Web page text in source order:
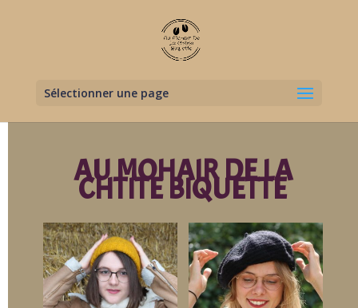
Sélectionner une page
AU MOHAIR DE LA
CHTITE BIQUETTE